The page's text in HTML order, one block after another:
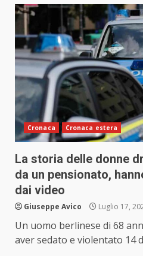
Cronaca Cronaca estera
La storia delle donne
da un pensionato,
dai video
Giuseppe Avico Luglio 17,
Un uomo berlinese di 68
aver sedato e violentato 14